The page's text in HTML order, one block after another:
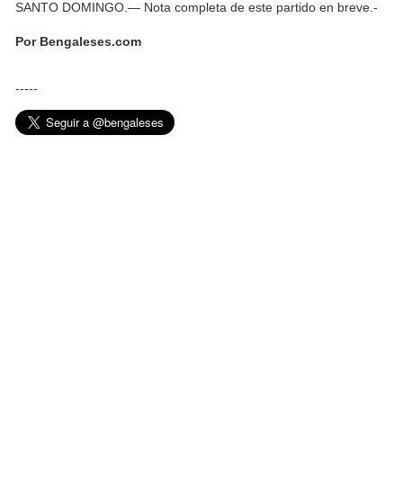
SANTO DOMINGO.— Nota completa de este partido en breve.-
Por Bengaleses.com
-----